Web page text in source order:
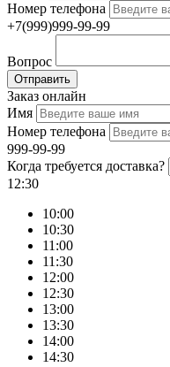
Номер телефона
+7(999)999-99-99
Вопрос
Отправить
Заказ онлайн
Имя
Номер телефона
999-99-99
Когда требуется доставка?
12:30
10:00
10:30
11:00
11:30
12:00
12:30
13:00
13:30
14:00
14:30